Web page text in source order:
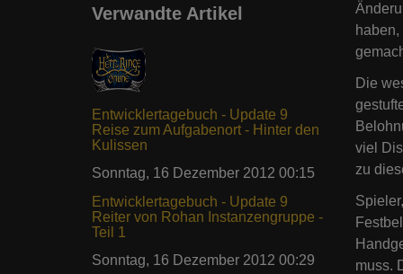
Die
viel
zu
muss.
Verwandte Artikel
Entwicklertagebuch - Update 9
Reise zum Aufgabenort - Hinter den
Kulissen
Sonntag, 16 Dezember 2012 00:15
Entwicklertagebuch - Update 9
Reiter von Rohan Instanzengruppe -
Teil 1
Sonntag, 16 Dezember 2012 00:29